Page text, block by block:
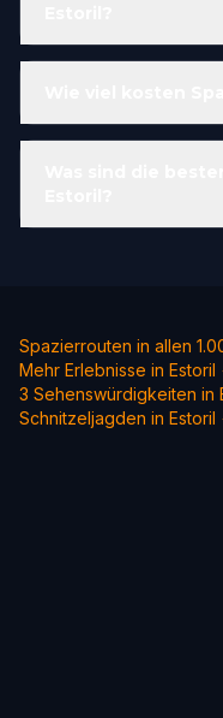
Spazierrouten in allen
Mehr Erlebnisse in
3 Sehenswürdigkeiten in
Schnitzeljagden in